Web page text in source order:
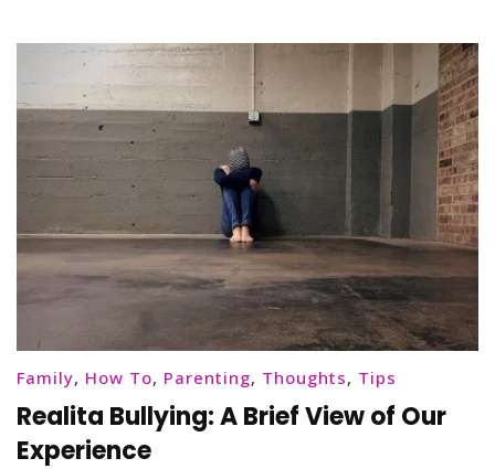
Family, How To, Parenting, Thoughts, Tips
Realita Bullying: A Brief View of Our
Experience